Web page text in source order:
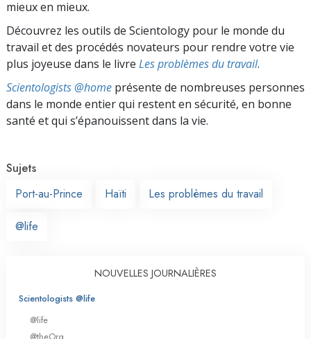
mieux en mieux.
Découvrez les outils de Scientology pour le monde du
travail et des procédés novateurs pour rendre votre vie
plus joyeuse dans le livre Les problèmes du travail.
Scientologists @home présente de nombreuses personnes
dans le monde entier qui restent en sécurité, en bonne
santé et qui s’épanouissent dans la vie.
Sujets
Port-au-Prince
Haïti Les problèmes du travail
@life
NOUVELLES JOURNALIÈRES
Scientologists @life
@life